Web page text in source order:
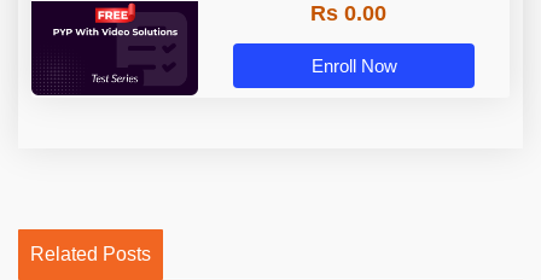
Rs 0.00
Enroll Now
Related Posts